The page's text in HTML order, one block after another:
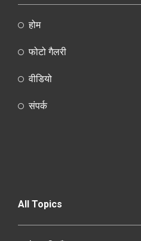
होम
फोटो गैलरी
वीडियो
संपर्क
All Topics